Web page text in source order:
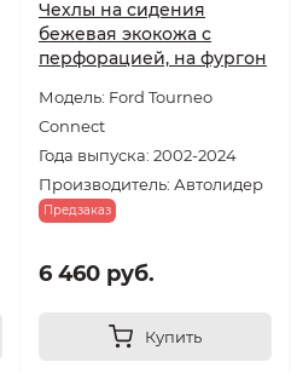
Чехлы на сидения
бежевая экокожа с
перфорацией, на фургон
Модель: Ford Tourneo
Connect
Года выпуска: 2002-2024
Производитель: Автолидер
Предзаказ
6 460 руб.
Купить